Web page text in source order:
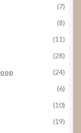
(7)
(8)
(11)
(28)
(24)
(6)
(10)
(19)